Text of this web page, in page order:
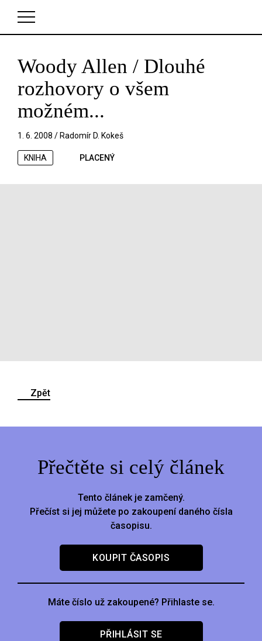
V košíku zatím nemáte žádné položky.
Woody Allen / Dlouhé
rozhovory o všem
možném...
1. 6. 2008 / Radomír D. Kokeš
KNIHA PLACENÝ
Zpět
Přečtěte si celý článek
Tento článek je zamčený.
Přečíst si jej můžete po zakoupení daného čísla
časopisu.
KOUPIT ČASOPIS
Máte číslo už zakoupené? Přihlaste se.
PŘIHLÁSIT SE